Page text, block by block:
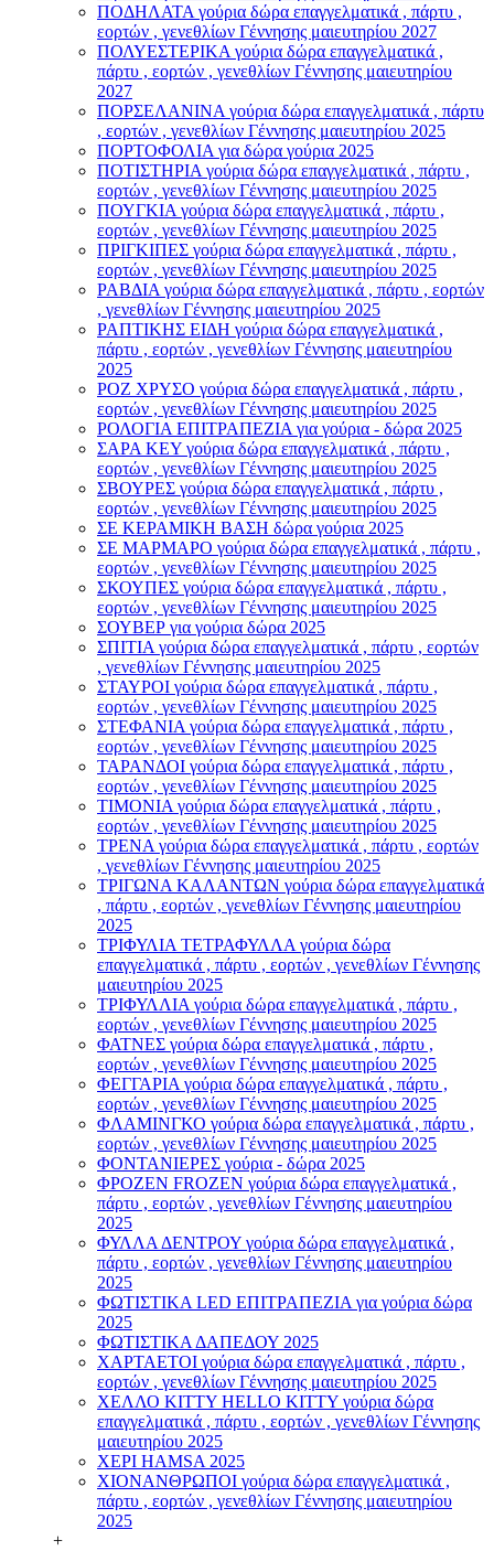
ΠΟΔΗΛΑΤΑ γούρια δώρα επαγγελματικά , πάρτυ ,
εορτών , γενεθλίων Γέννησης μαιευτηρίου 2027
ΠΟΛΥΕΣΤΕΡΙΚΑ γούρια δώρα επαγγελματικά ,
πάρτυ , εορτών , γενεθλίων Γέννησης μαιευτηρίου
2027
ΠΟΡΣΕΛΑΝΙΝΑ γούρια δώρα επαγγελματικά , πάρτυ
, εορτών , γενεθλίων Γέννησης μαιευτηρίου 2025
ΠΟΡΤΟΦΟΛΙΑ για δώρα γούρια 2025
ΠΟΤΙΣΤΗΡΙΑ γούρια δώρα επαγγελματικά , πάρτυ ,
εορτών , γενεθλίων Γέννησης μαιευτηρίου 2025
ΠΟΥΓΚΙΑ γούρια δώρα επαγγελματικά , πάρτυ ,
εορτών , γενεθλίων Γέννησης μαιευτηρίου 2025
ΠΡΙΓΚΙΠΕΣ γούρια δώρα επαγγελματικά , πάρτυ ,
εορτών , γενεθλίων Γέννησης μαιευτηρίου 2025
ΡΑΒΔΙΑ γούρια δώρα επαγγελματικά , πάρτυ , εορτών
, γενεθλίων Γέννησης μαιευτηρίου 2025
ΡΑΠΤΙΚΗΣ ΕΙΔΗ γούρια δώρα επαγγελματικά ,
πάρτυ , εορτών , γενεθλίων Γέννησης μαιευτηρίου
2025
ΡΟΖ ΧΡΥΣΟ γούρια δώρα επαγγελματικά , πάρτυ ,
εορτών , γενεθλίων Γέννησης μαιευτηρίου 2025
ΡΟΛΟΓΙΑ ΕΠΙΤΡΑΠΕΖΙΑ για γούρια - δώρα 2025
ΣΑΡΑ ΚΕΥ γούρια δώρα επαγγελματικά , πάρτυ ,
εορτών , γενεθλίων Γέννησης μαιευτηρίου 2025
ΣΒΟΥΡΕΣ γούρια δώρα επαγγελματικά , πάρτυ ,
εορτών , γενεθλίων Γέννησης μαιευτηρίου 2025
ΣΕ ΚΕΡΑΜΙΚΗ ΒΑΣΗ δώρα γούρια 2025
ΣΕ ΜΑΡΜΑΡΟ γούρια δώρα επαγγελματικά , πάρτυ ,
εορτών , γενεθλίων Γέννησης μαιευτηρίου 2025
ΣΚΟΥΠΕΣ γούρια δώρα επαγγελματικά , πάρτυ ,
εορτών , γενεθλίων Γέννησης μαιευτηρίου 2025
ΣΟΥΒΕΡ για γούρια δώρα 2025
ΣΠΙΤΙΑ γούρια δώρα επαγγελματικά , πάρτυ , εορτών
, γενεθλίων Γέννησης μαιευτηρίου 2025
ΣΤΑΥΡΟI γούρια δώρα επαγγελματικά , πάρτυ ,
εορτών , γενεθλίων Γέννησης μαιευτηρίου 2025
ΣΤΕΦΑΝΙΑ γούρια δώρα επαγγελματικά , πάρτυ ,
εορτών , γενεθλίων Γέννησης μαιευτηρίου 2025
ΤΑΡΑΝΔΟΙ γούρια δώρα επαγγελματικά , πάρτυ ,
εορτών , γενεθλίων Γέννησης μαιευτηρίου 2025
ΤΙΜΟΝΙA γούρια δώρα επαγγελματικά , πάρτυ ,
εορτών , γενεθλίων Γέννησης μαιευτηρίου 2025
ΤΡΕΝΑ γούρια δώρα επαγγελματικά , πάρτυ , εορτών
, γενεθλίων Γέννησης μαιευτηρίου 2025
ΤΡΙΓΩΝΑ ΚΑΛΑΝΤΩΝ γούρια δώρα επαγγελματικά
, πάρτυ , εορτών , γενεθλίων Γέννησης μαιευτηρίου
2025
ΤΡΙΦΥΛΙΑ ΤΕΤΡΑΦΥΛΛΑ γούρια δώρα
επαγγελματικά , πάρτυ , εορτών , γενεθλίων Γέννησης
μαιευτηρίου 2025
ΤΡΙΦΥΛΛΙΑ γούρια δώρα επαγγελματικά , πάρτυ ,
εορτών , γενεθλίων Γέννησης μαιευτηρίου 2025
ΦΑΤΝΕΣ γούρια δώρα επαγγελματικά , πάρτυ ,
εορτών , γενεθλίων Γέννησης μαιευτηρίου 2025
ΦΕΓΓΑΡΙΑ γούρια δώρα επαγγελματικά , πάρτυ ,
εορτών , γενεθλίων Γέννησης μαιευτηρίου 2025
ΦΛΑΜΙΝΓΚΟ γούρια δώρα επαγγελματικά , πάρτυ ,
εορτών , γενεθλίων Γέννησης μαιευτηρίου 2025
ΦΟΝΤΑΝΙΕΡΕΣ γούρια - δώρα 2025
ΦΡΟΖΕΝ FROZEN γούρια δώρα επαγγελματικά ,
πάρτυ , εορτών , γενεθλίων Γέννησης μαιευτηρίου
2025
ΦΥΛΛΑ ΔΕΝΤΡΟΥ γούρια δώρα επαγγελματικά ,
πάρτυ , εορτών , γενεθλίων Γέννησης μαιευτηρίου
2025
ΦΩΤΙΣΤΙΚΑ LED ΕΠΙΤΡΑΠΕΖΙΑ για γούρια δώρα
2025
ΦΩΤΙΣΤΙΚΑ ΔΑΠΕΔΟΥ 2025
ΧΑΡΤΑΕΤΟI γούρια δώρα επαγγελματικά , πάρτυ ,
εορτών , γενεθλίων Γέννησης μαιευτηρίου 2025
ΧΕΛΛΟ ΚΙΤΤΥ HELLO KITTY γούρια δώρα
επαγγελματικά , πάρτυ , εορτών , γενεθλίων Γέννησης
μαιευτηρίου 2025
ΧΕΡΙ HAMSA 2025
ΧΙΟΝΑΝΘΡΩΠΟΙ γούρια δώρα επαγγελματικά ,
πάρτυ , εορτών , γενεθλίων Γέννησης μαιευτηρίου
2025
+